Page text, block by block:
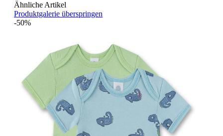
Ähnliche Artikel
Produktgalerie überspringen
-50%